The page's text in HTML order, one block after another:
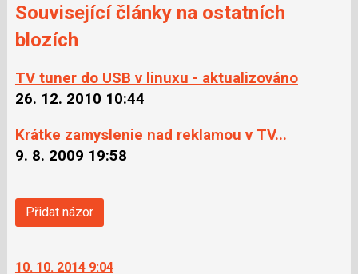
Související články na ostatních
blozích
TV tuner do USB v linuxu - aktualizováno
26. 12. 2010 10:44
Krátke zamyslenie nad reklamou v TV...
9. 8. 2009 19:58
Přidat názor
10. 10. 2014 9:04